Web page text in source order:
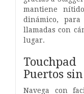
mantiene
dinámico,
llamadas con
lugar.
Puertos
Navega con